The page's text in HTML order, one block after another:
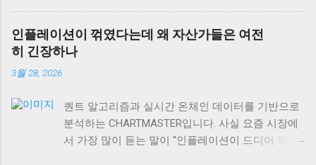
마나 위험한지 알 수 있어요. 실제로는 금값과 경제
성장의 관계가 훨씬 복잡하고, 때로는 정반대로 작
용하기도 합니다. 오늘은 금값 움직임을 제대로 읽
는 법과 상품시장 수급 동향, 그리고 역발상 투자의
$106.40B USD 에 달하는 상황에서, 전통 자산과 디
지털 자산의 상관관계도 함께 살펴볼게요. 금값과
경제성장, 단순한 반비례 관계가 아니다 많은 사람
인플레이션이 꺾였다는데 왜 자산가들은 여전
히 긴장하나
3월 28, 2026
퀀트 알고리즘과 실시간 온체인 데이터를 기반으로
분석하는 CHARTMASTER입니다. 사실 요즘 시장에
서 가장 많이 듣는 말이 “인플레이션이 드디어 꺾였